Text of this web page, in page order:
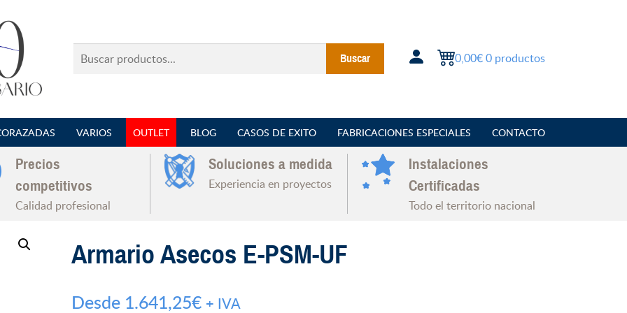
Buscar
productos...
Buscar 0,00€0 productos
VARIOS OUTLET BLOG CASOS DE EXITO FABRICACIONES ESPECIALES CONTACTO
Precios
competitivos
Calidad profesional
Soluciones a medida
Experiencia en proyectos
Instalaciones
Certificadas
Todo el territorio nacional
Armario Asecos E-PSM-UF
Desde 1.641,25€ + IVA